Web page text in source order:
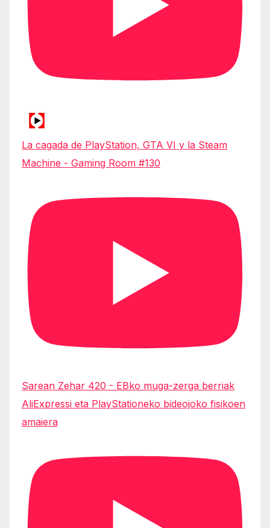
La cagada de PlayStation, GTA VI y la Steam
Machine - Gaming Room #130
Sarean Zehar 420 - EBko muga-zerga berriak
AliExpressi eta PlayStationeko bideojoko fisikoen
amaiera